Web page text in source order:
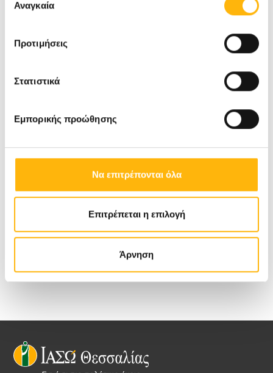
των υπηρεσιών τους.
συγκατάθεσης
Αναγκαία
Προτιμήσεις
Στατιστικά
Εμπορικής προώθησης
Να επιτρέπονται όλα
Επιτρέπεται η επιλογή
Άρνηση